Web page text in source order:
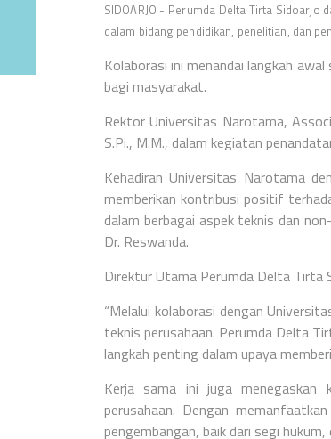
SIDOARJO - Perumda Delta Tirta
dalam bidang pendidikan, penelitian, dan
Kolaborasi ini menandai langkah
bagi masyarakat.
Rektor Universitas Narotama,
S.Pi., M.M., dalam kegiatan
Kehadiran Universitas Narotama
memberikan kontribusi positif
dalam berbagai aspek teknis dan
Dr. Reswanda.
Direktur Utama Perumda Delta Tirta
“Melalui kolaborasi dengan
teknis perusahaan. Perumda Delta
langkah penting dalam upaya
Kerja sama ini juga menegaskan
perusahaan. Dengan
pengembangan, baik dari segi